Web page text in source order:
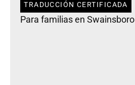
TRADUCCIÓN CERTIFICADA
Para familias en Swainsboro